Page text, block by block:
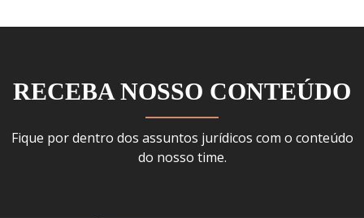
RECEBA NOSSO CONTEÚDO
Fique por dentro dos assuntos jurídicos com o conteúdo
do nosso time.